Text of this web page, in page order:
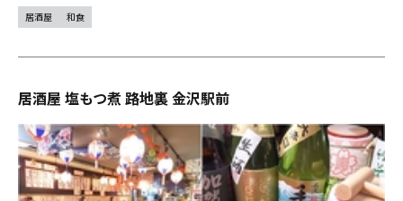
居酒屋 和食
居酒屋 塩もつ煮 路地裏 金沢駅前